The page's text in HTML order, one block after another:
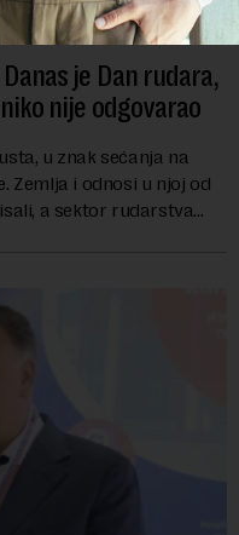
je Dan rudara,
nije odgovarao
u znak sećanja na
Zemlja i odnosi u njoj od
a sektor rudarstva